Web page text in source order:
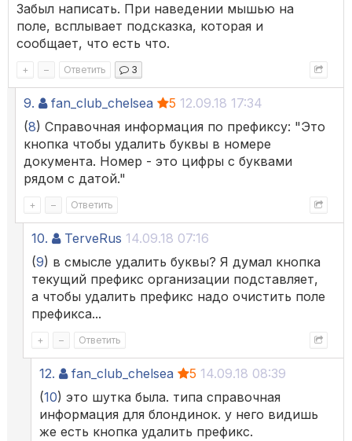
Забыл написать. При наведении мышью на
поле, всплывает подсказка, которая и
сообщает, что есть что.
+ – Ответить 3
9. fan_club_chelsea 5 12.09.18 17:34
(8) Справочная информация по префиксу: "Это
кнопка чтобы удалить буквы в номере
документа. Номер - это цифры с буквами
рядом с датой."
+ – Ответить
10. TerveRus 14.09.18 07:16
(9) в смысле удалить буквы? Я думал кнопка
текущий префикс организации подставляет,
а чтобы удалить префикс надо очистить поле
префикса...
+ – Ответить
12. fan_club_chelsea 5 14.09.18 08:39
(10) это шутка была. типа справочная
информация для блондинок. у него видишь
же есть кнопка удалить префикс.